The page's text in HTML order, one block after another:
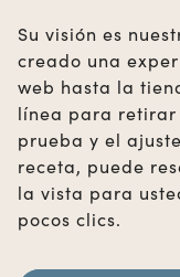
Su visión es
creado una
web hasta la
línea para
prueba y el
receta, puede
la vista para
pocos clics.